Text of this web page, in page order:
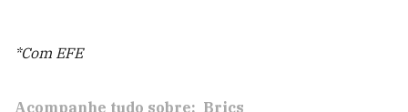
*Com EFE
Acompanhe tudo sobre: Brics